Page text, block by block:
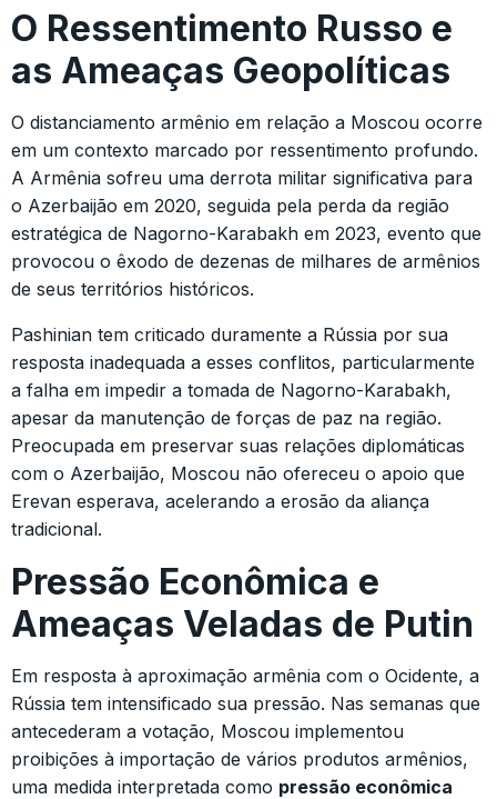
O Ressentimento Russo e
as Ameaças Geopolíticas
O distanciamento armênio em relação a Moscou ocorre
em um contexto marcado por ressentimento profundo.
A Armênia sofreu uma derrota militar significativa para
o Azerbaijão em 2020, seguida pela perda da região
estratégica de Nagorno-Karabakh em 2023, evento que
provocou o êxodo de dezenas de milhares de armênios
de seus territórios históricos.
Pashinian tem criticado duramente a Rússia por sua
resposta inadequada a esses conflitos, particularmente
a falha em impedir a tomada de Nagorno-Karabakh,
apesar da manutenção de forças de paz na região.
Preocupada em preservar suas relações diplomáticas
com o Azerbaijão, Moscou não ofereceu o apoio que
Erevan esperava, acelerando a erosão da aliança
tradicional.
Pressão Econômica e
Ameaças Veladas de Putin
Em resposta à aproximação armênia com o Ocidente, a
Rússia tem intensificado sua pressão. Nas semanas que
antecederam a votação, Moscou implementou
proibições à importação de vários produtos armênios,
uma medida interpretada como pressão econômica